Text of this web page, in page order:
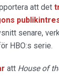
att det
senare,
HBO:s serie.
att House of